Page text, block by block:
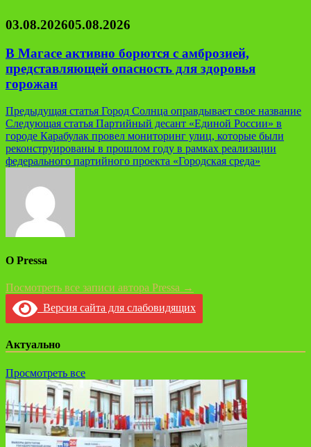
03.08.202605.08.2026
В Магасе активно борются с амброзией,
представляющей опасность для здоровья
горожан
Навигация
по
записям
Предыдущая статья Город Солнца оправдывает свое название
Следующая статья Партийный десант «Единой России» в
городе Карабулак провел мониторинг улиц, которые были
реконструированы в прошлом году в рамках реализации
федерального партийного проекта «Городская среда»
О Pressa
Посмотреть все записи автора Pressa →
Версия сайта для слабовидящих
Актуально
Просмотреть все